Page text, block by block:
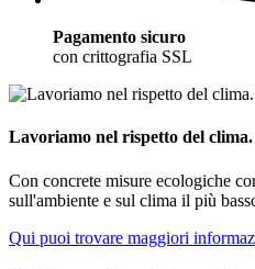
Pagamento sicuro
con crittografia SSL
Lavoriamo nel rispetto del clima.
Con concrete misure ecologiche
sull'ambiente e sul clima il più
Qui puoi trovare maggiori